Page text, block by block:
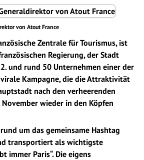
von Atout France
Zentrale für Tourismus, ist
Regierung, der Stadt
und rund 50 Unternehmen einer der
Kampagne, die die Attraktivität
nach den verheerenden
wieder in den Köpfen
um das gemeinsame Hashtag
transportiert als wichtigste
immer Paris“. Die eigens